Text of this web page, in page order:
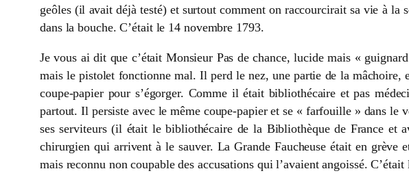
geôles (il avait déjà testé) et surtout comment on raccourcirait sa vie à
dans la bouche. C’était le 14 novembre 1793.
Je vous ai dit que c’était Monsieur Pas de chance, lucide mais «
mais le pistolet fonctionne mal. Il perd le nez, une partie de la
coupe-papier pour s’égorger. Comme il était bibliothécaire et pas
partout. Il persiste avec le même coupe-papier et se « farfouille » dans le
ses serviteurs (il était le bibliothécaire de la Bibliothèque de France et
chirurgien qui arrivent à le sauver. La Grande Faucheuse était en grève
mais reconnu non coupable des accusations qui l’avaient angoissé.